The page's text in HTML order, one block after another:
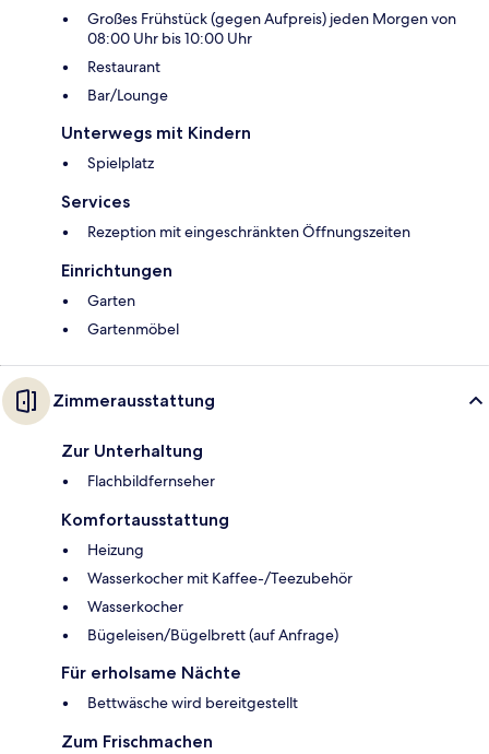
Großes Frühstück (gegen Aufpreis) jeden Morgen von
08:00 Uhr bis 10:00 Uhr
Restaurant
Bar/Lounge
Unterwegs mit Kindern
Spielplatz
Services
Rezeption mit eingeschränkten Öffnungszeiten
Einrichtungen
Garten
Gartenmöbel
Zimmerausstattung
Zur Unterhaltung
Flachbildfernseher
Komfortausstattung
Heizung
Wasserkocher mit Kaffee-/Teezubehör
Wasserkocher
Bügeleisen/Bügelbrett (auf Anfrage)
Für erholsame Nächte
Bettwäsche wird bereitgestellt
Zum Frischmachen